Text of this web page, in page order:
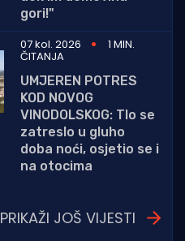
gori!"
07 kol. 2026
1 MIN.
ČITANJA
UMJEREN POTRES
KOD NOVOG
VINODOLSKOG: Tlo se
zatreslo u gluho
doba noći, osjetio se i
na otocima
PRIKAŽI JOŠ VIJESTI